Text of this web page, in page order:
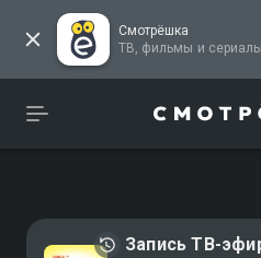
Смотрёшка
ТВ, фильмы и сериалы
Запись ТВ-